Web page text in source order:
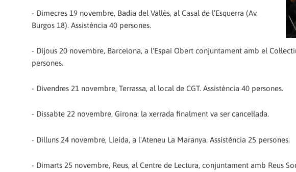
- Dimecres 19 novembre, Badia del Vallès, al Casal de l’Esquerra (Av.
Burgos 18). Assistència 40 persones.
- Dijous 20 novembre, Barcelona, a l'Espai Obert conjuntament amb el
persones.
- Divendres 21 novembre, Terrassa, al local de CGT. Assistència 40 persones.
- Dissabte 22 novembre, Girona: la xerrada finalment va ser cancel·lada.
- Dilluns 24 novembre, Lleida, a l'Ateneu La Maranya. Assistència 25 persones.
- Dimarts 25 novembre, Reus, al Centre de Lectura, conjuntament amb Reus